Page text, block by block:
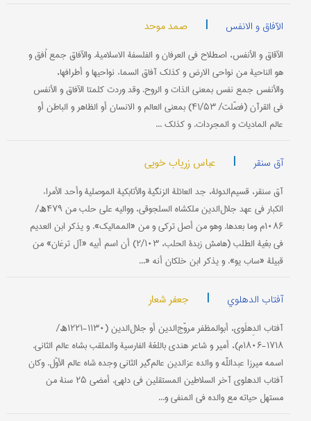
الآفاق و الانفس | صمد موحد
الآقاق و الأنفس، اصطلاح في العرفان و الفلسفة الاسلامیة. والآفاق جمع اُفق و
هو الناحیة من نواحي الارض و کذلک آفاق السماء نواحیها و أطرافها،
والأنفس جمع نفس بمعنی الذات و الروح. وقد وردت کلمتا الآفاق و الأنفس
في القرآن (فصّلت/ ۴۱/۵۳) بمعنی العالم و الانسان أو الظاهر و الباطن أو
عالم المادیات و المجردات. و کذلک ...
آق سنقر | عباس زریاب خویي
آق سنقر، قسیم‌الدولة، جد العائلة الزنگیة والأتابکیة الموصلیة وأحد الأمراء
الکبار في عهد جلال‌الدین ملکشاه السلجوقي، ووالیه علی حلب من ۴۷۹ھ/
۱۰۸۶م وما بعدها. وهو من أصل ترکي و من «الممالیک». و یذکر ابن العدیم
في بغیة الطلب (هامش زبدة الحلب، ۲/۱۰۳) أن اسم أبیه «آل ترغان» من
قبیلة «ساب یو». و یذکر ابن خلکان أنه «...
آفتاب الدهلوي | جعفر شعار
آفتاب الدِهلَوي، أبوالمظفر مروّج‌الدین أو جلال‌الدین (۱۱۳۰-۱۲۲۱ھ/
۱۷۱۸-۱۸۰۶م)، أمیر و شاعر هندي باللغة الفارسیة والملقب بشاه عالم الثاني.
اسمه میرزا عبداللَّه و والده عزالدین عالم‌گیر الثاني وجده شاه عالم الأوّل. وکان
آفتاب الدهلوي آخر السلاطین المستقلین في دلهي. أمضی ۲۵ سنة من
مستهل حیاته مع والده في المنفی و...